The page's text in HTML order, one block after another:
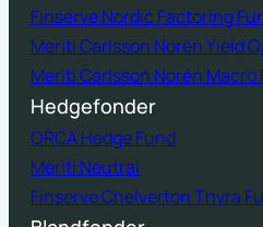
Finserve Nordic Factoring
Meriti Carlsson Norén Yield
Meriti Carlsson Norén Macro
Hedgefonder
ORCA Hedge Fund
Meriti Neutral
Finserve Chelverton Thyra